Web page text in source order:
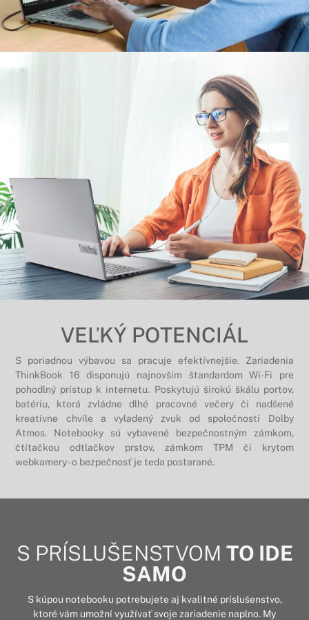
VEĽKÝ POTENCIÁL
S poriadnou výbavou sa pracuje efektívnejšie. Zariadenia
ThinkBook 16 disponujú najnovším štandardom Wi-Fi pre
pohodlný prístup k internetu. Poskytujú širokú škálu portov,
batériu, ktorá zvládne dlhé pracovné večery či nadšené
kreatívne chvíle a vyladený zvuk od spoločnosti Dolby
Atmos. Notebooky sú vybavené bezpečnostným zámkom,
čtítačkou odtlačkov prstov, zámkom TPM či krytom
webkamery - o bezpečnosť je teda postarané.
S PRÍSLUŠENSTVOM TO IDE
SAMO
S kúpou notebooku potrebujete aj kvalitné príslušenstvo,
ktoré vám umožní využívať svoje zariadenie naplno. My